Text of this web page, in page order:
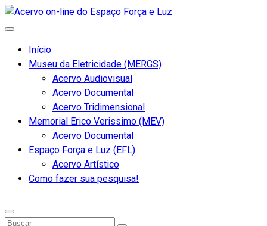
Início
Museu da Eletricidade (MERGS)
Acervo Audiovisual
Acervo Documental
Acervo Tridimensional
Memorial Erico Verissimo (MEV)
Acervo Documental
Espaço Força e Luz (EFL)
Acervo Artístico
Como fazer sua pesquisa!